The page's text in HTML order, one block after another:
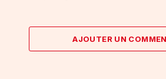
AJOUTER UN